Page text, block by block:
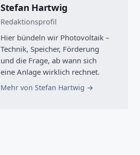
Stefan Hartwig
Redaktionsprofil
Hier bündeln wir Photovoltaik –
Technik, Speicher, Förderung
und die Frage, ab wann sich
eine Anlage wirklich rechnet.
Mehr von Stefan Hartwig